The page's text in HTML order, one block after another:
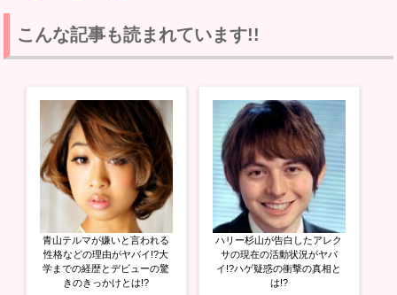
て
T
w
i
有
(
新
し
い
ウ
ウ
で
開
き
ま
o
o
k
で
る
に
は
ク
リ
ッ
ク
し
て
く
だ
さ
い
(
新
し
い
ウ
て
G
o
o
+
で
共
有
(
新
し
い
ウ
ィ
ン
ド
ウ
で
開
き
ま
す
こんな記事も読まれています!!
青山テルマが嫌いと言われる
性格などの理由がヤバイ!?大
学までの経歴とデビューの驚
きのきっかけとは!?
ハリー杉山が告白したアレク
サの現在の活動状況がヤバ
イ!?ハゲ疑惑の衝撃の真相と
は!?